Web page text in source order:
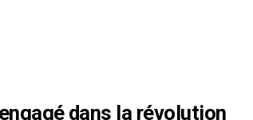
dans la révolution